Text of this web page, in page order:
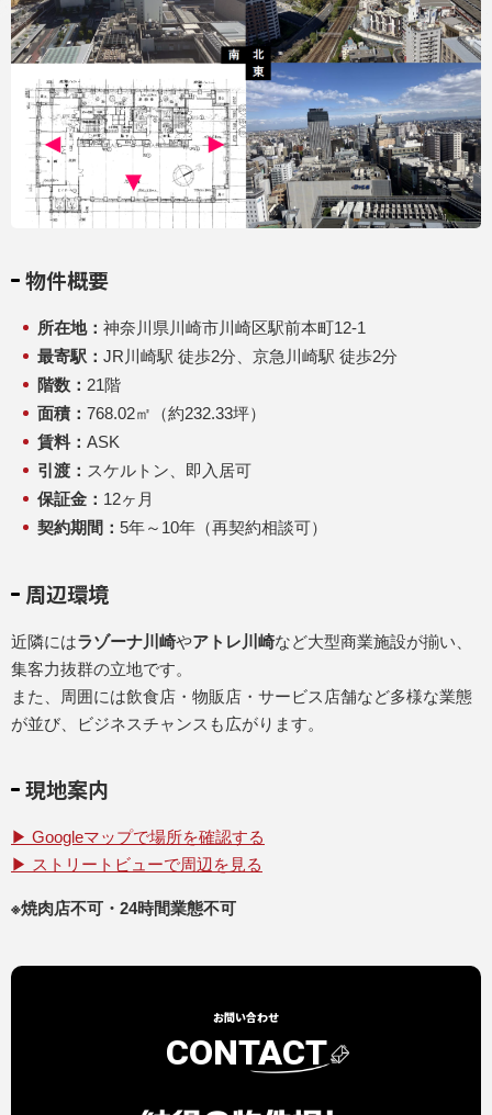
物件概要
所在地： 神奈川県川崎市川崎区駅前本町12-1
最寄駅： JR川崎駅 徒歩2分、京急川崎駅 徒歩2分
階数： 21階
面積： 768.02㎡（約232.33坪）
賃料： ASK
引渡： スケルトン、即入居可
保証金： 12ヶ月
契約期間： 5年～10年（再契約相談可）
周辺環境
近隣にはラゾーナ川崎やアトレ川崎など大型商業施設が揃い、
集客力抜群の立地です。
また、周囲には飲食店・物販店・サービス店舗など多様な業態
が並び、ビジネスチャンスも広がります。
現地案内
▶ Googleマップで場所を確認する
▶ ストリートビューで周辺を見る
※焼肉店不可・24時間業態不可
お問い合わせ
CONTACT